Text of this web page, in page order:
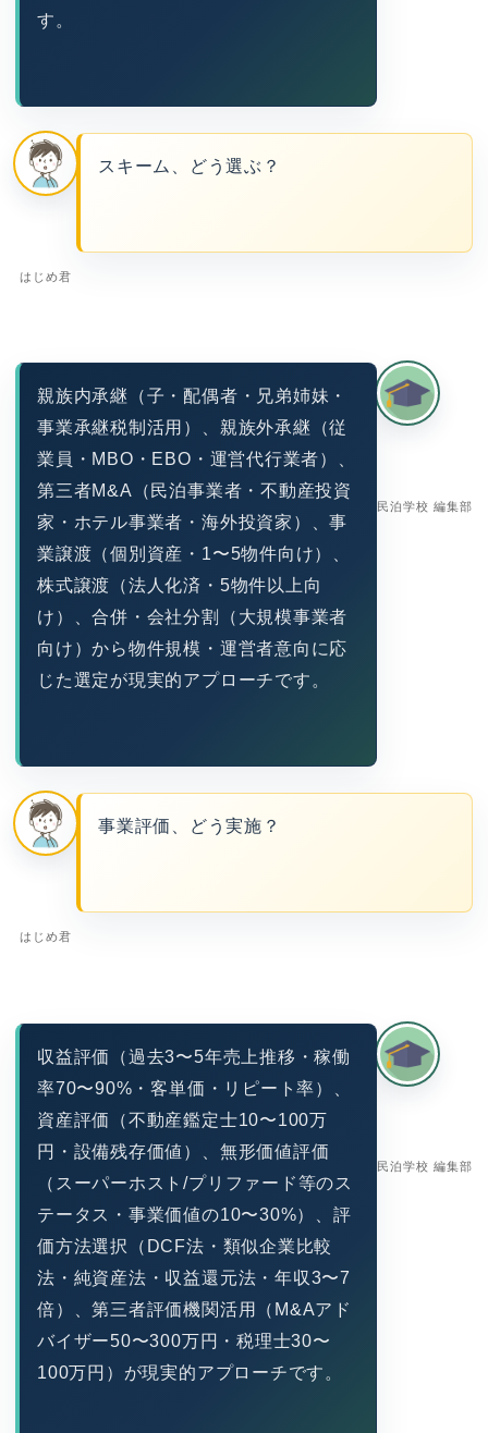
す。
はじめ君
スキーム、どう選ぶ？
民泊学校 編集部
親族内承継（子・配偶者・兄弟姉妹・
事業承継税制活用）、親族外承継（従
業員・MBO・EBO・運営代行業者）、
第三者M&A（民泊事業者・不動産投資
家・ホテル事業者・海外投資家）、事
業譲渡（個別資産・1〜5物件向け）、
株式譲渡（法人化済・5物件以上向
け）、合併・会社分割（大規模事業者
向け）から物件規模・運営者意向に応
じた選定が現実的アプローチです。
はじめ君
事業評価、どう実施？
民泊学校 編集部
収益評価（過去3〜5年売上推移・稼働
率70〜90%・客単価・リピート率）、
資産評価（不動産鑑定士10〜100万
円・設備残存価値）、無形価値評価
（スーパーホスト/プリファード等のス
テータス・事業価値の10〜30%）、評
価方法選択（DCF法・類似企業比較
法・純資産法・収益還元法・年収3〜7
倍）、第三者評価機関活用（M&Aアド
バイザー50〜300万円・税理士30〜
100万円）が現実的アプローチです。